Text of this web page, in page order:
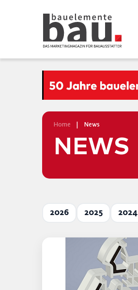
Home News
NEWS
2026 2025 2024